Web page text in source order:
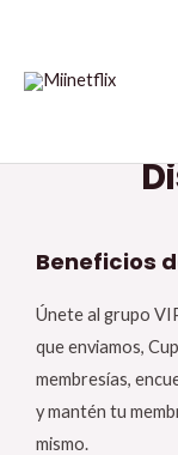
contenido
Beneficios
Únete al grupo
que enviamos,
membresías,
y mantén tu
mismo.